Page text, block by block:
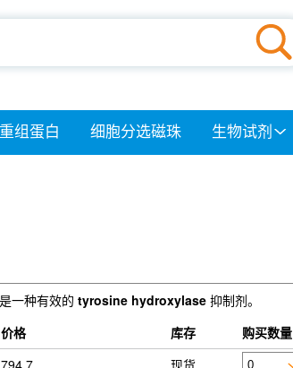
重组蛋白 细胞分选磁珠 生物试剂
一种有效的 tyrosine hydroxylase 抑制剂。
价格 库存
购买数量
794.7
现货